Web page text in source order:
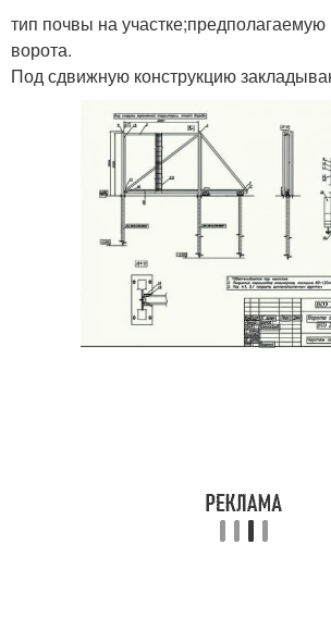
тип почвы на участке;предполагаемую
ворота.
Под сдвижную конструкцию